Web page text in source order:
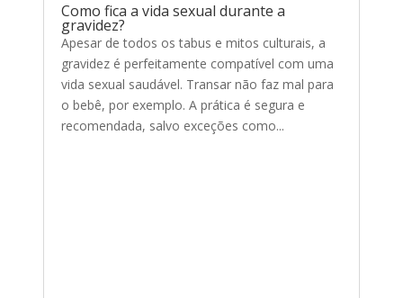
Como fica a vida sexual durante a
gravidez?
Apesar de todos os tabus e mitos culturais, a
gravidez é perfeitamente compatível com uma
vida sexual saudável. Transar não faz mal para
o bebê, por exemplo. A prática é segura e
recomendada, salvo exceções como...